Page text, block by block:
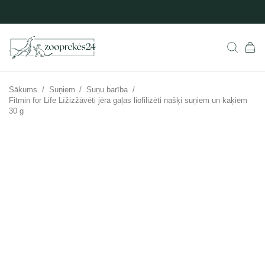
Sākums / Suņiem / Suņu barība /
Fitmin for Life Līžizžāvēti jēra gaļas liofilizēti našķi suņiem un kaķiem
30 g